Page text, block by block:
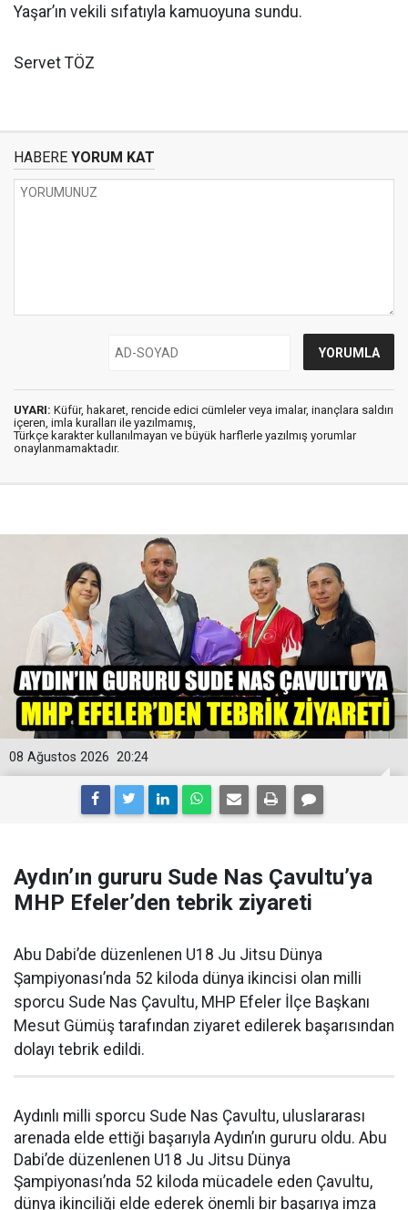
Yaşar’ın vekili sıfatıyla kamuoyuna sundu.
Servet TÖZ
HABERE YORUM KAT
UYARI: Küfür, hakaret, rencide edici cümleler veya imalar, inançlara saldırı
içeren, imla kuralları ile yazılmamış,
Türkçe karakter kullanılmayan ve büyük harflerle yazılmış yorumlar
onaylanmamaktadır.
20:24
08 Ağustos 2026
Aydın’ın gururu Sude Nas Çavultu’ya
MHP Efeler’den tebrik ziyareti
Abu Dabi’de düzenlenen U18 Ju Jitsu Dünya
Şampiyonası’nda 52 kiloda dünya ikincisi olan milli
sporcu Sude Nas Çavultu, MHP Efeler İlçe Başkanı
Mesut Gümüş tarafından ziyaret edilerek başarısından
dolayı tebrik edildi.
Aydınlı milli sporcu Sude Nas Çavultu, uluslararası
arenada elde ettiği başarıyla Aydın’ın gururu oldu. Abu
Dabi’de düzenlenen U18 Ju Jitsu Dünya
Şampiyonası’nda 52 kiloda mücadele eden Çavultu,
dünya ikinciliği elde ederek önemli bir başarıya imza